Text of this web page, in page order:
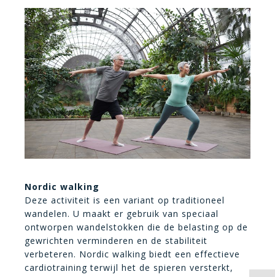
Nordic walking
Deze activiteit is een variant op traditioneel
wandelen. U maakt er gebruik van speciaal
ontworpen wandelstokken die de belasting op de
gewrichten verminderen en de stabiliteit
verbeteren. Nordic walking biedt een effectieve
cardiotraining terwijl het de spieren versterkt,